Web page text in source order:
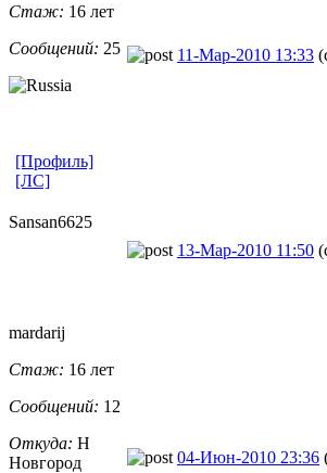
Стаж: 16 лет
Сообщений: 25 11-Мар-2010 13:33
[Профиль]
[ЛС]
Sansan6625
13-Мар-2010 11:50
mardarij
Стаж: 16 лет
Сообщений: 12
Откуда: Н
Новгород
04-Июн-2010 23:36